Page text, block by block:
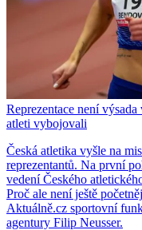
Reprezentace není
atleti vybojovali
Česká atletika vyšle na
reprezentantů. Na první
vedení Českého
Proč ale není ještě
Aktuálně.cz sportovní
agentury Filip Neusser.